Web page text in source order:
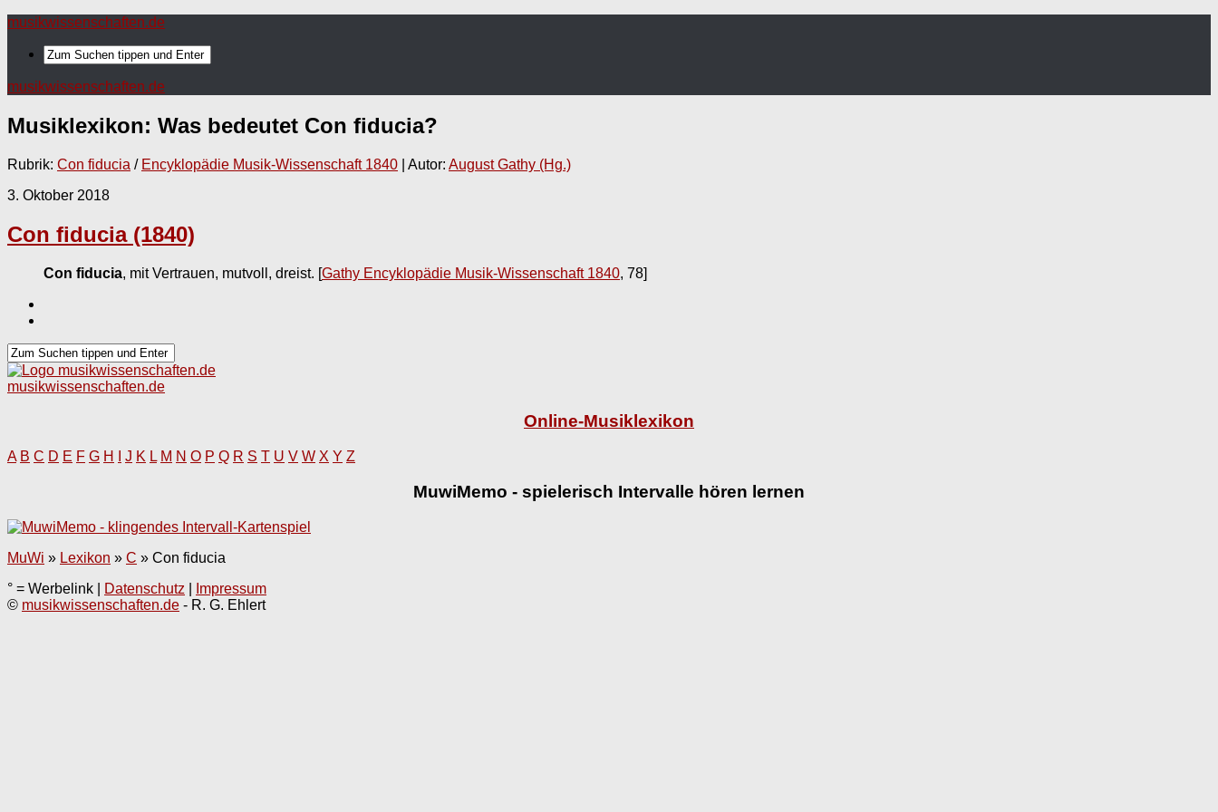
musikwissenschaften.de
musikwissenschaften.de
Musiklexikon: Was bedeutet Con fiducia?
Rubrik: Con fiducia / Encyklopädie Musik-Wissenschaft 1840 | Autor: August Gathy (Hg.)
3. Oktober 2018
Con fiducia (1840)
Con fiducia, mit Vertrauen, mutvoll, dreist. [Gathy Encyklopädie Musik-Wissenschaft 1840, 78]
musikwissenschaften.de
Online-Musiklexikon
A B C D E F G H J K L M N O P Q R S T U V W X Y Z
MuwiMemo - spielerisch Intervalle hören lernen
MuWi » Lexikon » C » Con fiducia
° = Werbelink |
Datenschutz
Impressum
© musikwissenschaften.de - R. G. Ehlert